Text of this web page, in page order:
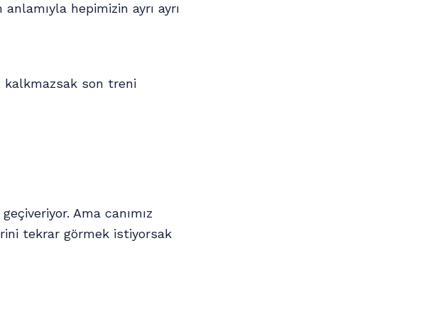
hepimizin ayrı ayrı
kalkmazsak son treni
Ama canımız
tekrar görmek istiyorsak